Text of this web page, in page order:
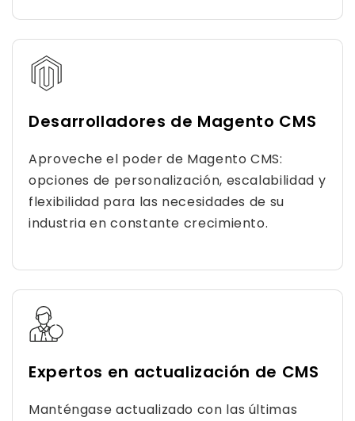
Desarrolladores de Magento CMS
Aproveche el poder de Magento CMS:
opciones de personalización, escalabilidad y
flexibilidad para las necesidades de su
industria en constante crecimiento.
Expertos en actualización de CMS
Manténgase actualizado con las últimas